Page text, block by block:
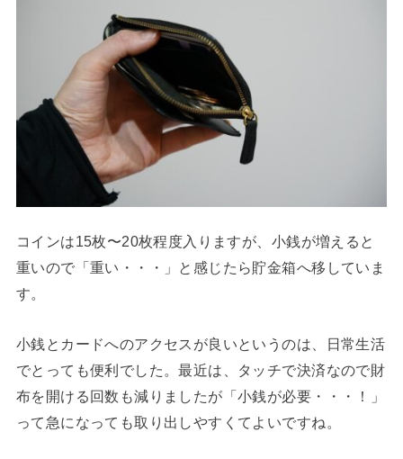
コインは15枚〜20枚程度入りますが、小銭が増えると
重いので「重い・・・」と感じたら貯金箱へ移していま
す。
小銭とカードへのアクセスが良いというのは、日常生活
でとっても便利でした。最近は、タッチで決済なので財
布を開ける回数も減りましたが「小銭が必要・・・！」
って急になっても取り出しやすくてよいですね。